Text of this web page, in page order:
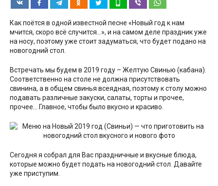
Как поётся в одной известной песне «Новый год к нам
мчится, скоро всё случится…», и на самом деле праздник уже
на носу, поэтому уже стоит задуматься, что будет подано на
новогодний стол.
Встречать мы будем в 2019 году – Желтую Свинью (кабана).
Соответственно на столе не должна присутствовать
свинина, а в общем свинья всеядная, поэтому к столу можно
подавать различные закуски, салаты, торты и прочее,
прочее… Главное, чтобы было вкусно и красиво.
Сегодня я собрал для Вас праздничные и вкусные блюда,
которые можно будет подать на новогодний стол. Давайте
уже приступим.